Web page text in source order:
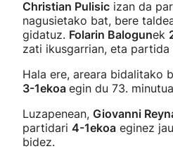
Christian Pulisic izan da
nagusietako bat, bere
gidatuz. Folarin Balogunek
zati ikusgarrian, eta
Hala ere, areara bidalitako
3-1ekoa egin du 73.
Luzapenean, Giovanni
partidari 4-1ekoa eginez
bidez.